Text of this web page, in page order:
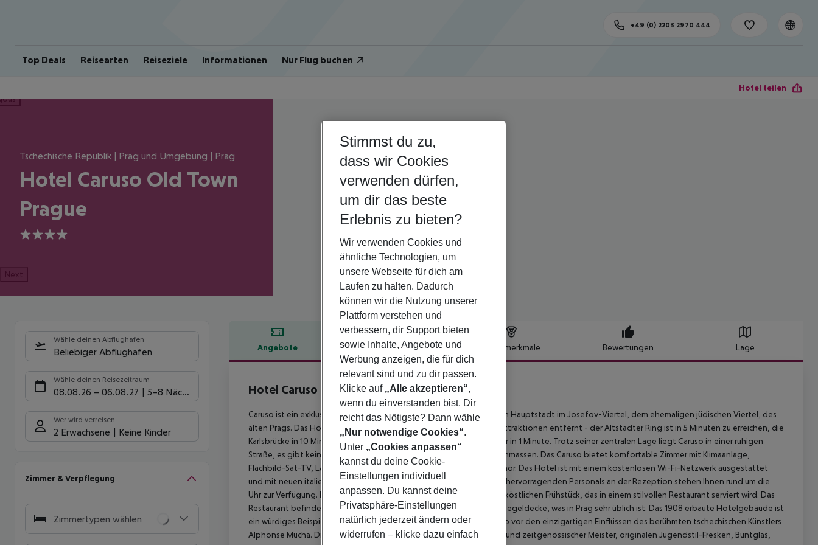
Top Deals Reisearten Reiseziele Informationen Nur Flug buchen
+49 (0) 2203 2970 444
Hotel teilen
Tschechische Republik | Prag und Umgebung | Prag
Hotel Caruso Old Town
Prague
4
Next
Wähle deinen Abflughafen
Beliebiger Abflughafen
Wähle deinen Reisezeitraum
08.08.26 – 06.08.27 5-8 Nächte
Wer wird verreisen
2 Erwachsene Keine Kinder
Zimmer & Verpflegung
Zimmertypen wählen
Angebote Hotelbeschreibung Hotelmerkmale Bewertungen Lage
Hotelbeschreibung
Hotel Caruso Old Town Prague
4
Caruso ist ein exklusives Boutique-Hotel im Herzen der tschechischen Hauptstadt im Josefov-Viertel, dem ehemaligen jüdischen Viertel, des
alten Prags. Das Hotel ist nur wenige Gehminuten von Prags Hauptattraktionen entfernt - der Altstädter Ring ist in 5 Minuten zu erreichen, die
Karlsbrücke in 10 Minuten und die Parizska-Straße und der Vltava-Ufer in 1 Minute. Trotz seiner zentralen Lage liegt Caruso in einer ruhigen
Straße, es gibt keine Straßenbahnen oder Busse und keine Menschenmassen. Das Caruso bietet komfortable Zimmer mit Klimaanlage,
Flachbild-Sat-TV, Laptop-Safe, Minibar sowie Tee- und Kaffeezubehör. Das Hotel ist mit einem kostenlosen Wi-Fi-Netzwerk ausgestattet
und mit neuen italienischen Möbeln eingerichtet. Mitglieder unseres hervorragenden Personals an der Rezeption stehen Ihnen rund um die
Uhr zur Verfügung. Im Caruso beginnt Ihr Tag mit einem frischen und köstlichen Frühstück, das in einem stilvollen Restaurant serviert wird. Das
Restaurant befindet sich im Untergeschoss und hat eine gewölbte Ziegeldecke, was in Prag sehr üblich ist. Das 1908 erbaute Hotelgebäude ist
ein würdiges Beispiel der Belle-Époque-Architektur und strotzt nur so vor den einzigartigen Einflüssen des berühmten tschechischen Künstlers
Alphonse Mucha. Die Innenräume sind mit originalen Gemälden alter und zeitgenössischer Meister, originalen Jugendstil-Fresken, Buntglas,
Stimmst du zu,
dass wir Cookies
verwenden dürfen,
um dir das beste
Erlebnis zu bieten?
Wir verwenden Cookies und
ähnliche Technologien, um
unsere Webseite für dich am
Laufen zu halten. Dadurch
können wir die Nutzung unserer
Plattform verstehen und
verbessern, dir Support bieten
sowie Inhalte, Angebote und
Werbung anzeigen, die für dich
relevant sind und zu dir passen.
Klicke auf „Alle akzeptieren“,
wenn du einverstanden bist. Dir
reicht das Nötigste? Dann wähle
„Nur notwendige Cookies“.
Unter „Cookies anpassen“
kannst du deine Cookie-
Einstellungen individuell
anpassen. Du kannst deine
Privatsphäre-Einstellungen
natürlich jederzeit ändern oder
widerrufen – klicke dazu einfach